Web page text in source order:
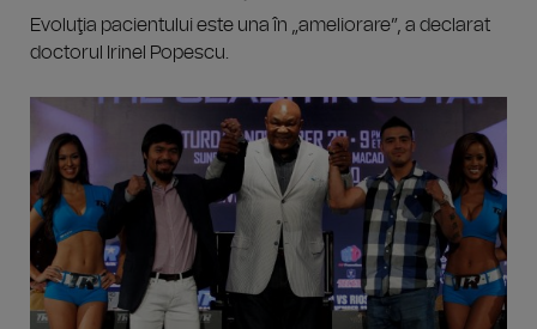
Evoluţia pacientului este una în „ameliorare”, a declarat
doctorul Irinel Popescu.